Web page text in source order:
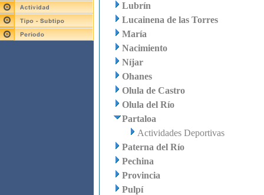
Lubrín
Lucainena de las Torres
María
Nacimiento
Níjar
Ohanes
Olula de Castro
Olula del Río
Partaloa
Actividades Deportivas
Paterna del Río
Pechina
Provincia
Pulpí